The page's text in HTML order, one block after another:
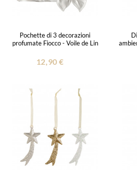
Pochette di 3 decorazioni
profumate Fiocco - Voile de Lin
12,90 €